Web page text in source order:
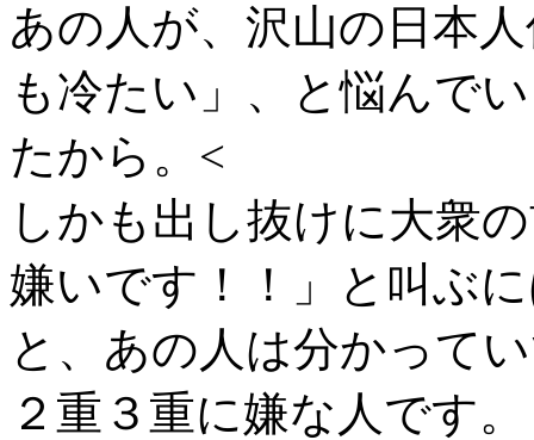
あの人が、沢山の日本
も冷たい」、と悩んで
たから。<
しかも出し抜けに大衆
嫌いです！！」と叫ぶ
と、あの人は分かって
２重３重に嫌な人です。